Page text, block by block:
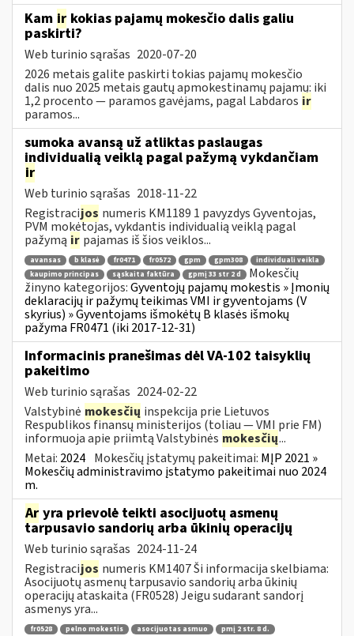
Kam ir kokias pajamų mokesčio dalis galiu
paskirti?
Web turinio sąrašas 2020-07-20
2026 metais galite paskirti tokias pajamų mokesčio
dalis nuo 2025 metais gautų apmokestinamų pajamų: iki
1,2 procento — paramos gavėjams, pagal Labdaros ir
paramos...
sumoka avansą už atliktas paslaugas
individualią veiklą pagal pažymą vykdančiam
ir
Web turinio sąrašas 2018-11-22
Registracijos numeris KM1189 1 pavyzdys Gyventojas,
PVM mokėtojas, vykdantis individualią veiklą pagal
pažymą ir pajamas iš šios veiklos...
avansas b klasė fr0471 fr0572 gpm gpm308
individuali veikla
kaupimo principas
sąskaita faktūra gpmį 33 str 2 d
Mokesčių
žinyno kategorijos:Gyventojų pajamų mokestis » Įmonių
deklaracijų ir pažymų teikimas VMI ir gyventojams (V
skyrius) » Gyventojams išmokėtų B klasės išmokų
pažyma FR0471 (iki 2017-12-31)
Informacinis pranešimas dėl VA-102 taisyklių
pakeitimo
Web turinio sąrašas 2024-02-22
Valstybinė mokesčių inspekcija prie Lietuvos
Respublikos finansų ministerijos (toliau ― VMI prie FM)
informuoja apie priimtą Valstybinės mokesčių...
Metai: 2024 Mokesčių įstatymų pakeitimai: MĮP 2021 »
Mokesčių administravimo įstatymo pakeitimai nuo 2024
m.
Ar yra prievolė teikti asocijuotų asmenų
tarpusavio sandorių arba ūkinių operacijų
Web turinio sąrašas 2024-11-24
Registracijos numeris KM1407 Ši informacija skelbiama:
Asocijuotų asmenų tarpusavio sandorių arba ūkinių
operacijų ataskaita (FR0528) Jeigu sudarant sandorį
asmenys yra...
fr0528 pelno mokestis asocijuotas asmuo
pmį 2 str. 8 d.